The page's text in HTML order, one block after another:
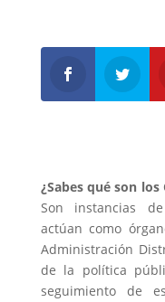
¿Sabes qué son
Son instancias
actúan como
Administración
de la política
seguimiento de